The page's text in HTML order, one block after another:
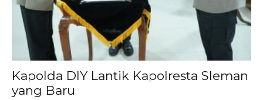
Kapolda DIY Lantik Kapolresta Sleman
yang Baru